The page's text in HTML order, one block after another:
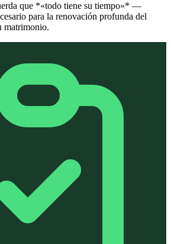
que *«todo tiene su tiempo»* —
para la renovación profunda del
matrimonio.